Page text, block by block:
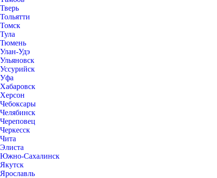
Тверь
Тольятти
Томск
Тула
Тюмень
Улан-Удэ
Ульяновск
Уссурийск
Уфа
Хабаровск
Херсон
Чебоксары
Челябинск
Череповец
Черкесск
Чита
Элиста
Южно-Сахалинск
Якутск
Ярославль